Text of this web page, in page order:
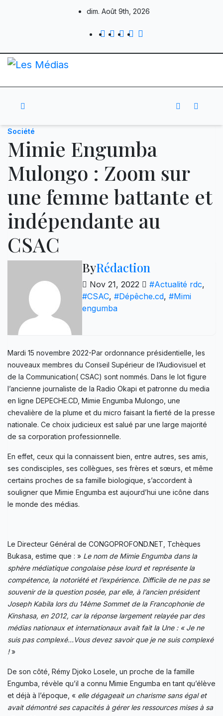
dim. Août 9th, 2026
Société
Mimie Engumba
Mulongo : Zoom sur
une femme battante et
indépendante au
CSAC
ByRédaction
Nov 21, 2022 #Actualité rdc,
#CSAC, #Dépêche.cd, #Mimi
engumba
Mardi 15 novembre 2022-Par ordonnance présidentielle, les
nouveaux membres du Conseil Supérieur de l’Audiovisuel et
de la Communication( CSAC) sont nommés. Dans le lot figure
l’ancienne journaliste de la Radio Okapi et patronne du media
en ligne DEPECHE.CD, Mimie Engumba Mulongo, une
chevalière de la plume et du micro faisant la fierté de la presse
nationale. Ce choix judicieux est salué par une large majorité
de sa corporation professionnelle.
En effet, ceux qui la connaissent bien, entre autres, ses amis,
ses condisciples, ses collègues, ses frères et sœurs, et même
certains proches de sa famille biologique, s’accordent à
souligner que Mimie Engumba est aujourd’hui une icône dans
le monde des médias.
Le Directeur Général de CONGOPROFOND.NET, Tchèques
Bukasa, estime que : » Le nom de Mimie Engumba dans la
sphère médiatique congolaise pèse lourd et représente la
compétence, la notoriété et l’expérience. Difficile de ne pas se
souvenir de la question posée, par elle, à l’ancien président
Joseph Kabila lors du 14ème Sommet de la Francophonie de
Kinshasa, en 2012, car la réponse largement relayée par des
médias nationaux et internationaux avait fait la Une : « Je ne
suis pas complexé…Vous devez savoir que je ne suis complexé
!»
De son côté, Rémy Djoko Losele, un proche de la famille
Engumba, révèle qu’il a connu Mimie Engumba en tant qu’élève
et déjà à l’époque, « elle dégageait un charisme sans égal et
avait démontré ses capacités à gérer les ressources mises à sa